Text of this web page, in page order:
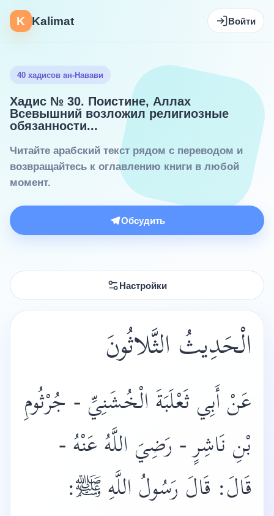
K Kalimat Войти
40 хадисов ан-Навави
Хадис № 30. Поистине, Аллах
Всевышний возложил религиозные
обязанности...
Читайте арабский текст рядом с переводом и
возвращайтесь к оглавлению книги в любой
момент.
Обсудить
Настройки
الْحَدِيثُ الثَّلاثُونَ
عَنْ أَبِي ثَعْلَبَةَ الْخُشَنِيِّ - جُرْثُومِ
بْنِ نَاشِرٍ - رَضِيَ اللَّهُ عَنْهُ -
قَالَ: قَالَ رَسُولُ اللَّهِﷺ: